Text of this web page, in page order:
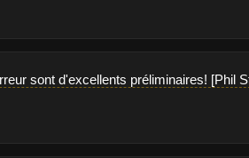
sont d'excellents préliminaires! [Phil